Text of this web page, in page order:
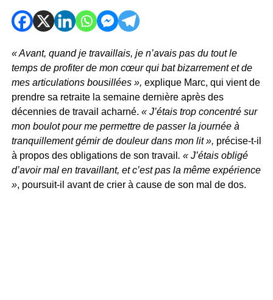
« Avant, quand je travaillais, je n’avais pas du tout le
temps de profiter de mon cœur qui bat bizarrement et de
mes articulations bousillées », explique Marc, qui vient de
prendre sa retraite la semaine dernière après des
décennies de travail acharné. « J’étais trop concentré sur
mon boulot pour me permettre de passer la journée à
tranquillement gémir de douleur dans mon lit », précise-t-il
à propos des obligations de son travail . « J’étais obligé
d’avoir mal en travaillant, et c’est pas la même expérience
», poursuit-il avant de crier à cause de son mal de dos.